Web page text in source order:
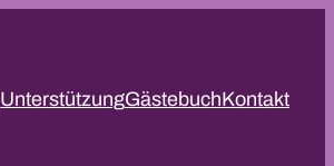
UnterstützungGästebuchKontakt